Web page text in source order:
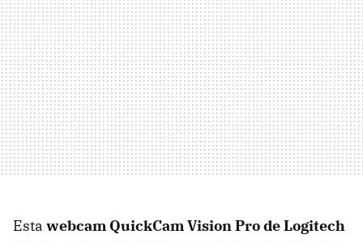
Esta webcam QuickCam Vision Pro de Logitech